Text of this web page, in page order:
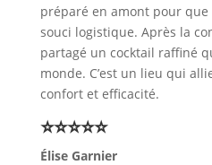
préparé en amont pour que
souci logistique. Après la
partagé un cocktail raffiné
monde. C’est un lieu qui
confort et efficacité.
⭐⭐⭐⭐⭐
Élise Garnier